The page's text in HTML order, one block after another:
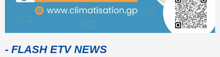
- FLASH ETV NEWS